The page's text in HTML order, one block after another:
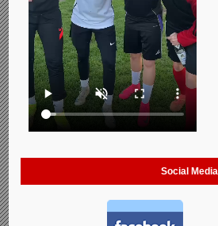
Social Media